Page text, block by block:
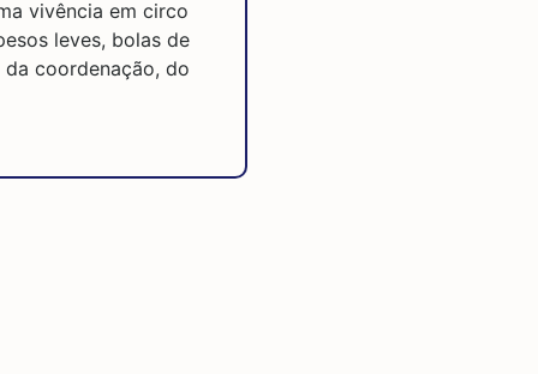
vivência em circo
leves, bolas de
coordenação, do